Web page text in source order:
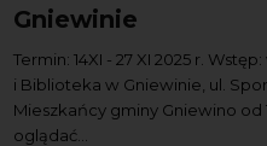
Gniewinie
Termin: 14XI - 27 XI 2025 r.
i Biblioteka w Gniewinie, ul.
Mieszkańcy gminy Gniewino od
oglądać...